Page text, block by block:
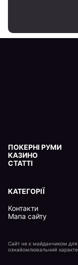
ПОКЕРНІ РУМИ
КАЗИНО
СТАТТІ
КАТЕГОРІЇ
Контакти
Мапа сайту
Сайт не є майданчиком для
ознайомлювальний